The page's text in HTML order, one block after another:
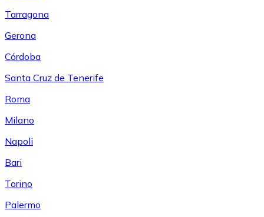
Tarragona
Gerona
Córdoba
Santa Cruz de Tenerife
Roma
Milano
Napoli
Bari
Torino
Palermo